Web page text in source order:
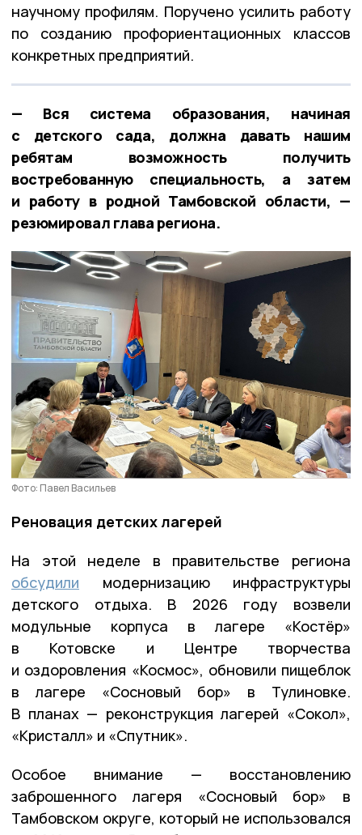
научному профилям. Поручено усилить работу
по созданию профориентационных классов
конкретных предприятий.
— Вся система образования, начиная
с детского сада, должна давать нашим
ребятам возможность получить
востребованную специальность, а затем
и работу в родной Тамбовской области, —
резюмировал глава региона.
Фото: Павел Васильев
Реновация детских лагерей
На этой неделе в правительстве региона
обсудили модернизацию инфраструктуры
детского отдыха. В 2026 году возвели
модульные корпуса в лагере «Костёр»
в Котовске и Центре творчества
и оздоровления «Космос», обновили пищеблок
в лагере «Сосновый бор» в Тулиновке.
В планах — реконструкция лагерей «Сокол»,
«Кристалл» и «Спутник».
Особое внимание — восстановлению
заброшенного лагеря «Сосновый бор» в
Тамбовском округе, который не использовался